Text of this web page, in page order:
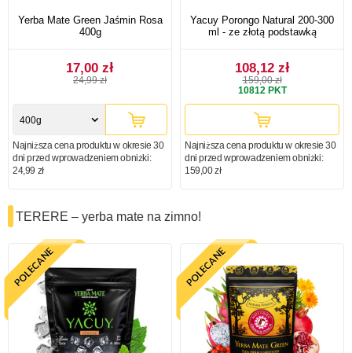
Yerba Mate Green Jaśmin Rosa
400g
17,00 zł
24,99 zł
400g
Najniższa cena produktu w okresie 30
dni przed wprowadzeniem obniżki:
24,99 zł
Yacuy Porongo Natural 200-300
ml - ze złotą podstawką
108,12 zł
159,00 zł
10812PKT
Najniższa cena produktu w okresie 30
dni przed wprowadzeniem obniżki:
159,00 zł
TERERE – yerba mate na zimno!